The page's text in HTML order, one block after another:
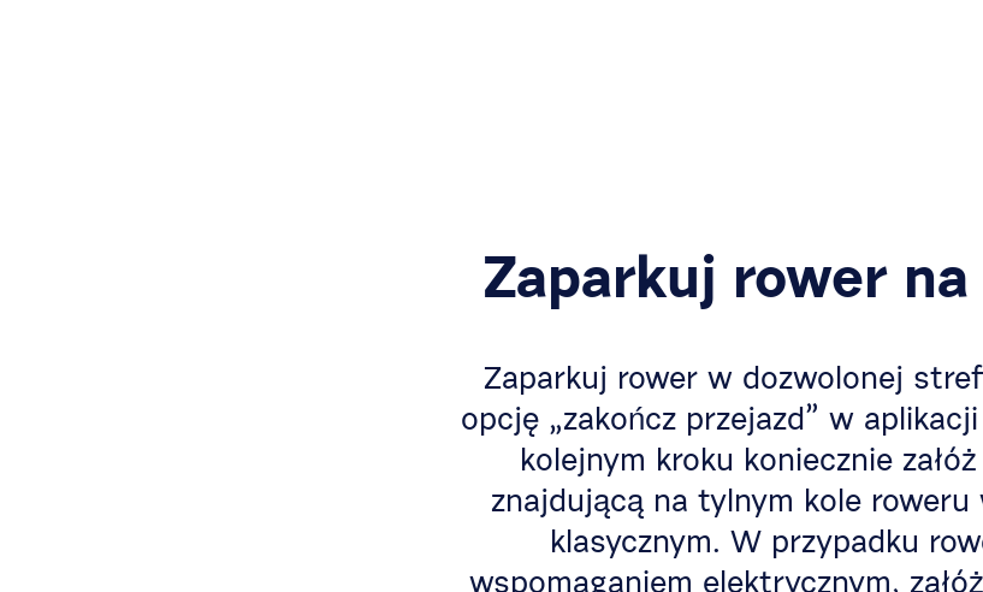
Zaparkuj rower
Zaparkuj rower w dozwolonej
opcję „zakończ przejazd” w
kolejnym kroku koniecznie
znajdującą na tylnym kole roweru
klasycznym. W przypadku
wspomaganiem elektrycznym,